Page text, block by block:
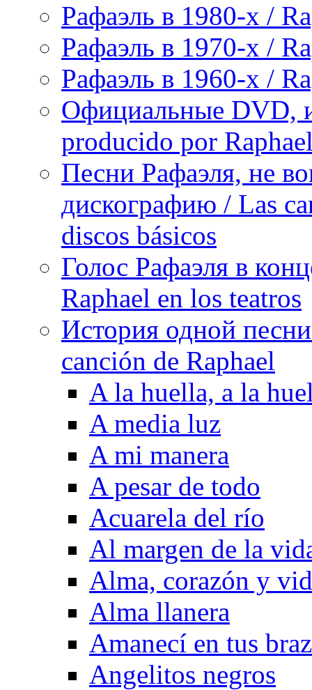
Рафаэль в 1980-х /
Рафаэль в 1970-х /
Рафаэль в 1960-х /
Официальные DVD,
producido por
Песни Рафаэля, не
дискографию / Las
discos básicos
Голос Рафаэля в
Raphael en los teatros
История одной
canción de Raphael
A la huella, a la
A media luz
A mi manera
A pesar de todo
Acuarela del río
Al margen de la
Alma, corazón y
Alma llanera
Amanecí en tus
Angelitos negros